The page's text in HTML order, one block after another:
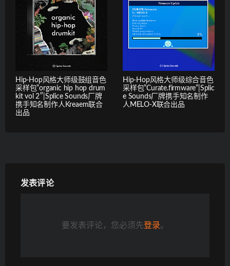
Hip-Hop风格大师级鼓组音色
采样包”organic hip hop drum
kit vol 2″|Splice Sounds厂牌
携手知名制作人Kreaem联合
出品
Hip-Hop风格大师级综合音色
采样包”Curate.firmware”|Splic
e Sounds厂牌携手知名制作
人MELO-X联合出品
发表评论
要发表评论，您必须先登录。